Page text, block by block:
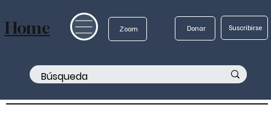
Zoom Donar Suscribirse
Home